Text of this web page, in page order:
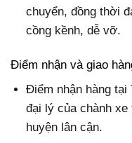
chuyển, đồng thời
cồng kềnh, dễ vỡ.
Điểm nhận và giao
Điểm nhận hàng tại
đại lý của chành xe
huyện lân cận.